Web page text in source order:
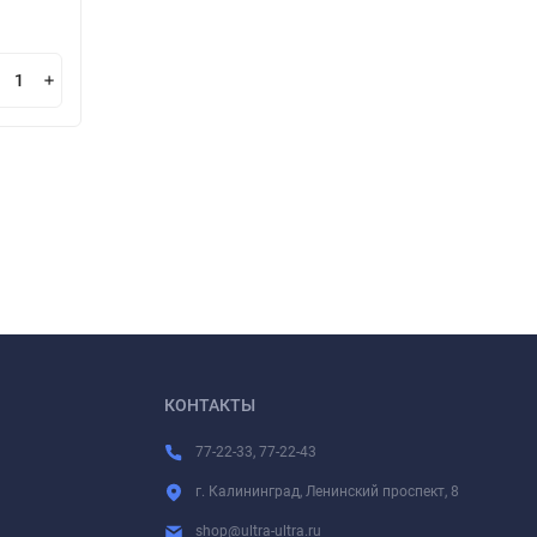
КОНТАКТЫ
77-22-33, 77-22-43
г. Калининград, Ленинский проспект, 8
shop@ultra-ultra.ru